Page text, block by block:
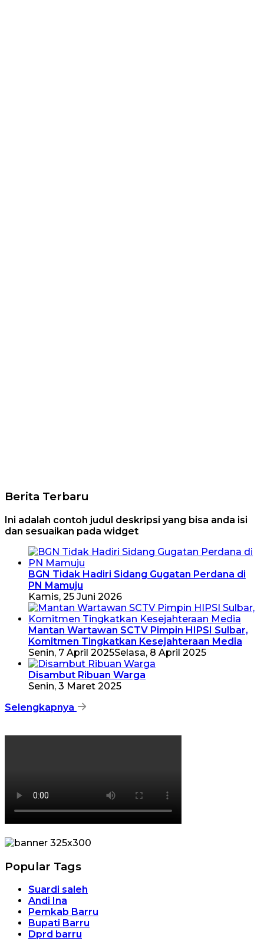
Berita Terbaru
Ini adalah contoh judul deskripsi yang bisa anda isi
dan sesuaikan pada widget
BGN Tidak Hadiri Sidang Gugatan Perdana di
PN Mamuju
Kamis, 25 Juni 2026
Mantan Wartawan SCTV Pimpin HIPSI Sulbar,
Komitmen Tingkatkan Kesejahteraan Media
Senin, 7 April 2025Selasa, 8 April 2025
Disambut Ribuan Warga
Senin, 3 Maret 2025
Selengkapnya
Popular Tags
Suardi saleh
Andi Ina
Pemkab Barru
Bupati Barru
Dprd barru